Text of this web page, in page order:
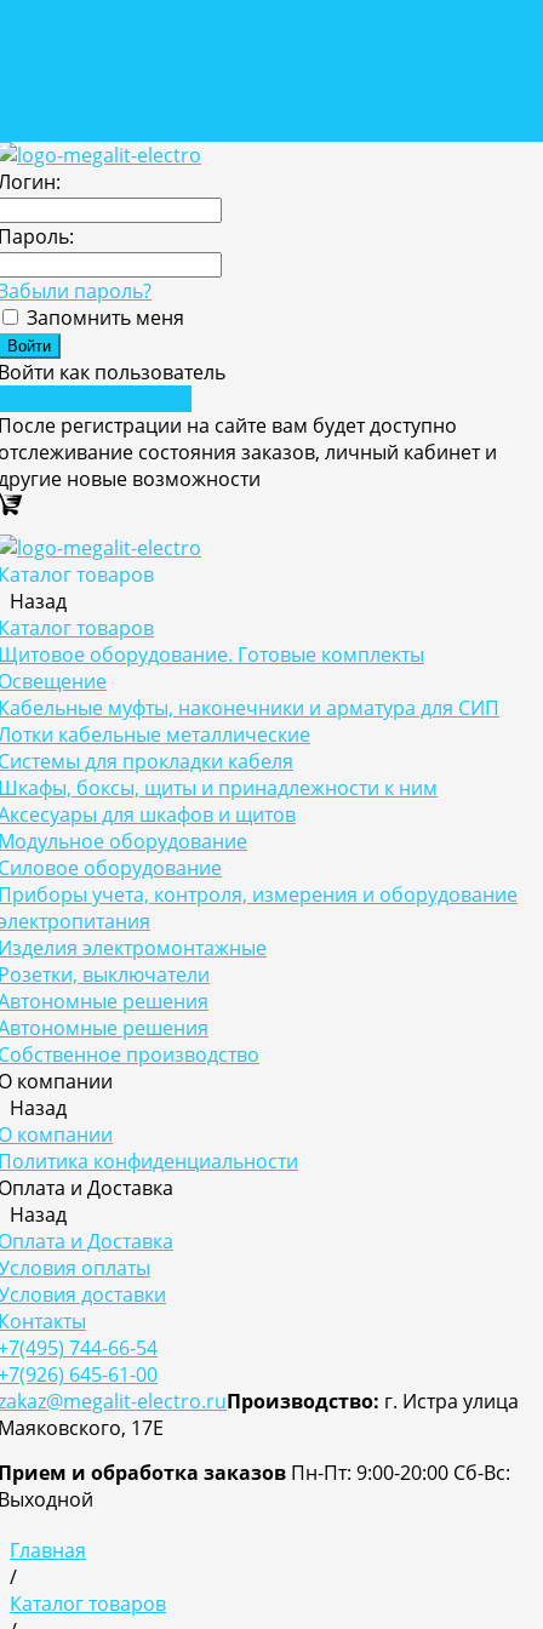
пароль?
Запомнить меня
как пользователь
регистрации на сайте вам будет доступно
состояния заказов, личный кабинет и
новые возможности
товаров
Назад
товаров
оборудование. Готовые комплекты
муфты, наконечники и арматура для СИП
кабельные металлические
для прокладки кабеля
боксы, щиты и принадлежности к ним
для шкафов и щитов
оборудование
оборудование
учета, контроля, измерения и оборудование
электромонтажные
выключатели
решения
решения
производство
компании
Назад
компании
конфиденциальности
и Доставка
Назад
и Доставка
оплаты
доставки
744-66-54
645-61-00
electro.ruПроизводство: г. Истра улица
17Е
и обработка заказов Пн-Пт: 9:00-20:00 Cб-Вс:
Главная
/
Каталог товаров